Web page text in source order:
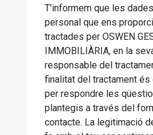
T'informem que les
personal que ens
tractades per OSWEN
IMMOBILIÀRIA, en la
responsable del
finalitat del tractament és
per respondre les
plantegis a través del
contacte. La legitimació